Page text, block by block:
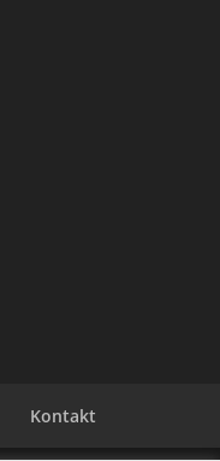
Kontakt